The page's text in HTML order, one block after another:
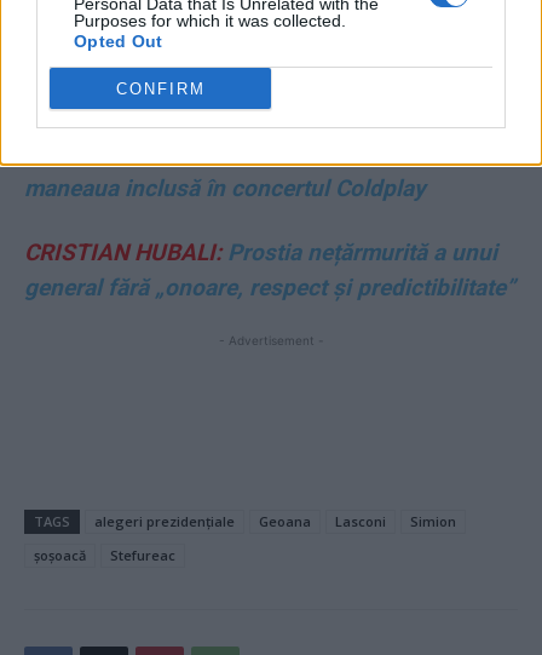
Purposes for which it was collected.
Opted Out
CONFIRM
problema românilor din Valea Timocului
NICOLAE DABIJA:
maneaua inclusă în concertul Coldplay
CRISTIAN HUBALI: Prostia nețărmurită a unui
general fără „onoare, respect și predictibilitate”
- Advertisement -
TAGS alegeri prezidențiale Geoana Lasconi
Simion
șoșoacă
Stefureac